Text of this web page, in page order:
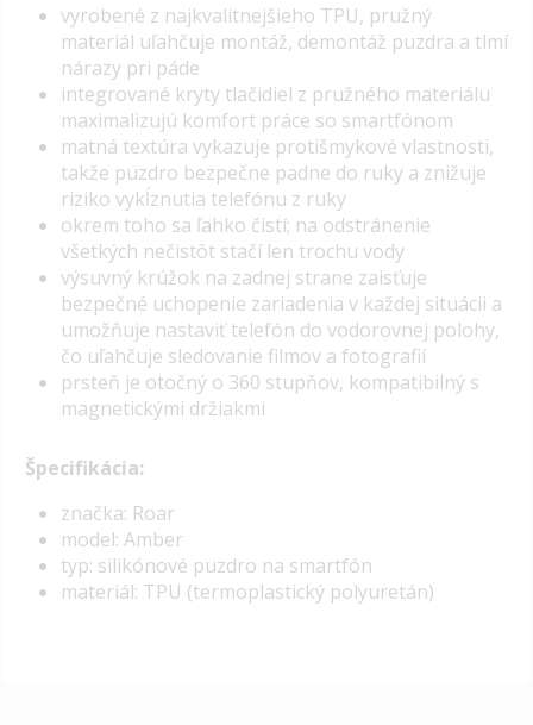
vyrobené z najkvalitnejšieho TPU, pružný
materiál uľahčuje montáž, demontáž puzdra a tlmí
nárazy pri páde
integrované kryty tlačidiel z pružného materiálu
maximalizujú komfort práce so smartfónom
matná textúra vykazuje protišmykové vlastnosti,
takže puzdro bezpečne padne do ruky a znižuje
riziko vykĺznutia telefónu z ruky
okrem toho sa ľahko čistí; na odstránenie
všetkých nečistôt stačí len trochu vody
výsuvný krúžok na zadnej strane zaisťuje
bezpečné uchopenie zariadenia v každej situácii a
umožňuje nastaviť telefón do vodorovnej polohy,
čo uľahčuje sledovanie filmov a fotografií
prsteň je otočný o 360 stupňov, kompatibilný s
magnetickými držiakmi
Špecifikácia:
značka: Roar
model: Amber
typ: silikónové puzdro na smartfón
materiál: TPU (termoplastický polyuretán)